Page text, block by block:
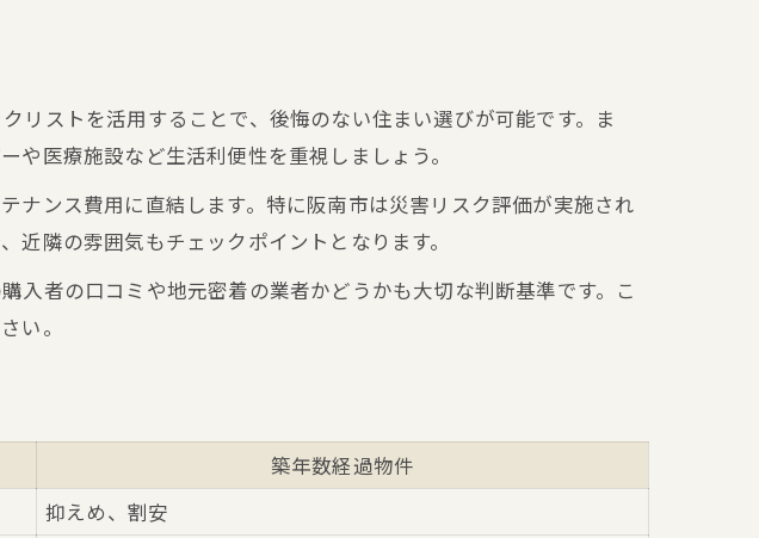
買ポイント
海近物件特集
売買早見表
景観生活
のチェック法
選びのポイント
動産売買で探す
リストを活用することで、後悔のない住まい選びが可能です。ま
医療施設など生活利便性を重視しましょう。
ナンス費用に直結します。特に阪南市は災害リスク評価が実施され
隣の雰囲気もチェックポイントとなります。
入者の口コミや地元密着の業者かどうかも大切な判断基準です。こ
い。
築年数経過物件
抑えめ、割安